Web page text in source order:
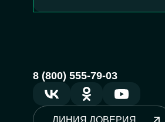
8 (800) 555-79-03
ЛИНИЯ ДОВЕРИЯ